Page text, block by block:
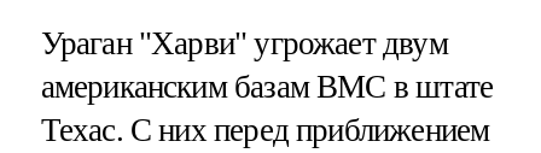
Ураган "Харви" угрожает двум
американским базам ВМС в штате
Техас. С них перед приближением